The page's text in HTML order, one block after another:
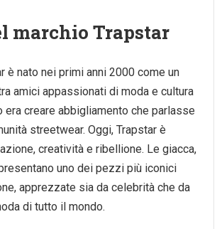
marchio Trapstar
è nato nei primi anni 2000 come un
amici appassionati di moda e cultura
era creare abbigliamento che parlasse
streetwear. Oggi, Trapstar è
creatività e ribellione. Le giacca,
uno dei pezzi più iconici
apprezzate sia da celebrità che da
di tutto il mondo.